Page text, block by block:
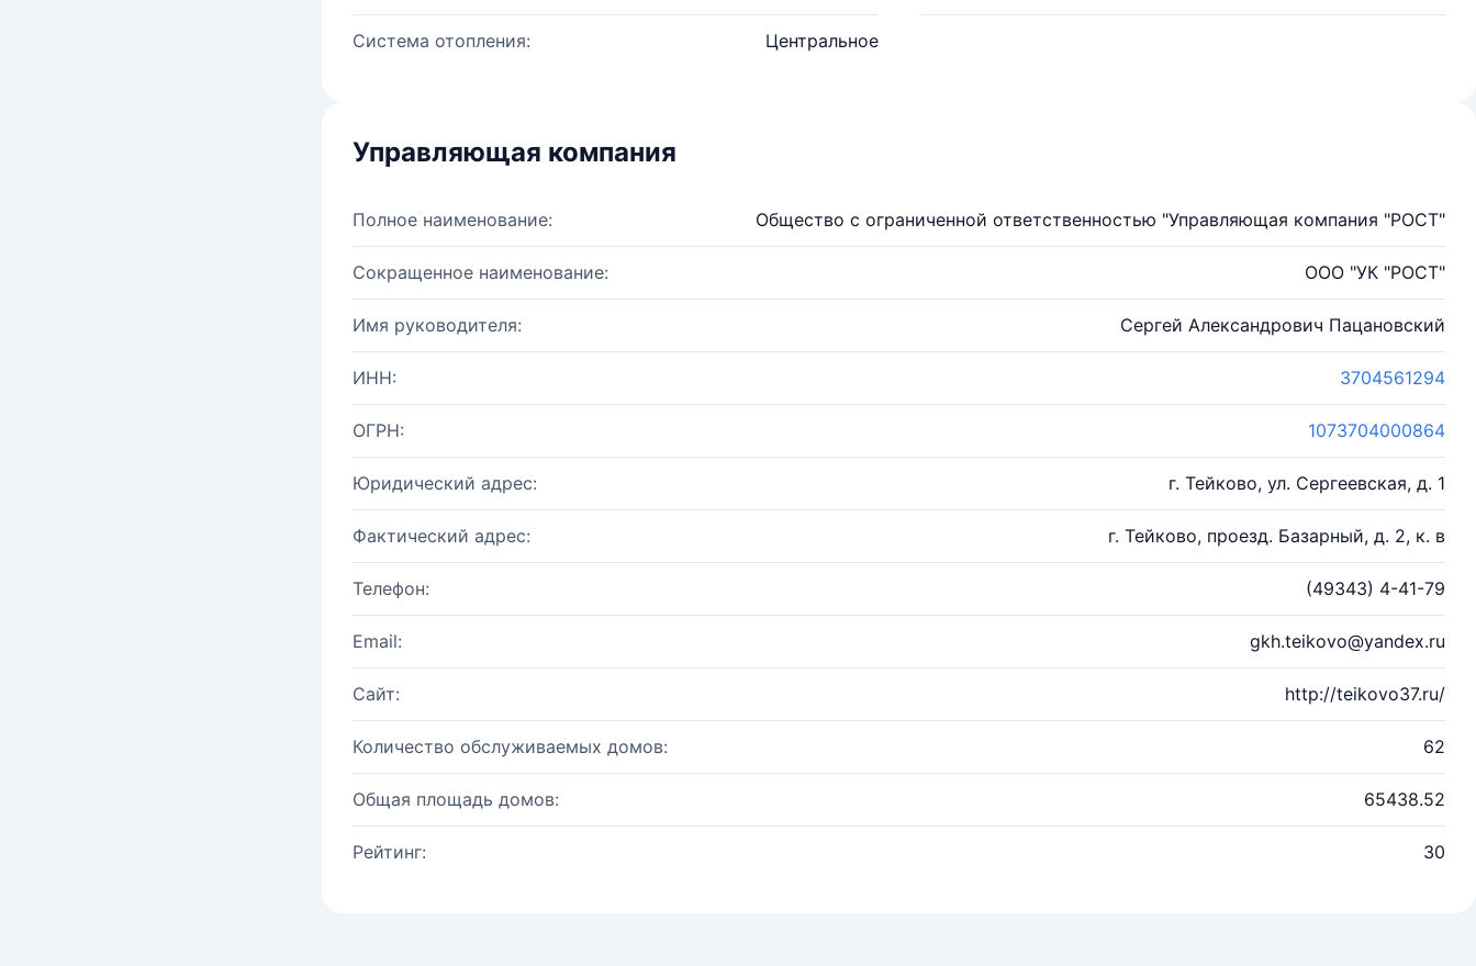
Система отопления: Центральное
Управляющая компания
Полное наименование: Общество с ограниченной ответственностью "Управляющая компания "РОСТ"
Сокращенное наименование: ООО "УК "РОСТ"
Имя руководителя: Сергей Александрович Пацановский
ИНН: 3704561294
ОГРН: 1073704000864
Юридический адрес: г. Тейково, ул. Сергеевская, д. 1
Фактический адрес: г. Тейково, проезд. Базарный, д. 2, к. в
Телефон: (49343) 4-41-79
Email: gkh.teikovo@yandex.ru
Сайт: http://teikovo37.ru/
Количество обслуживаемых домов: 62
Общая площадь домов: 65438.52
Рейтинг: 30